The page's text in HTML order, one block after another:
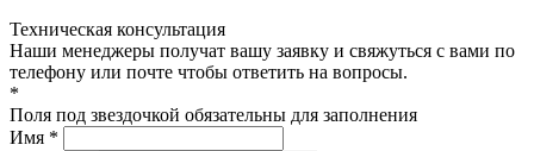
Техническая консультация
Наши менеджеры получат вашу заявку и свяжуться с вами по
телефону или почте чтобы ответить на вопросы.
*
Поля под звездочкой обязательны для заполнения
Имя *